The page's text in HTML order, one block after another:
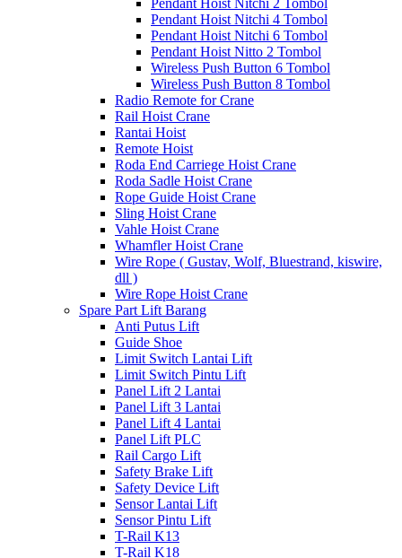
Pendant Hoist Nitchi 2 Tombol
Pendant Hoist Nitchi 4 Tombol
Pendant Hoist Nitchi 6 Tombol
Pendant Hoist Nitto 2 Tombol
Wireless Push Button 6 Tombol
Wireless Push Button 8 Tombol
Radio Remote for Crane
Rail Hoist Crane
Rantai Hoist
Remote Hoist
Roda End Carriege Hoist Crane
Roda Sadle Hoist Crane
Rope Guide Hoist Crane
Sling Hoist Crane
Vahle Hoist Crane
Whamfler Hoist Crane
Wire Rope ( Gustav, Wolf, Bluestrand, kiswire,
dll )
Wire Rope Hoist Crane
Spare Part Lift Barang
Anti Putus Lift
Guide Shoe
Limit Switch Lantai Lift
Limit Switch Pintu Lift
Panel Lift 2 Lantai
Panel Lift 3 Lantai
Panel Lift 4 Lantai
Panel Lift PLC
Rail Cargo Lift
Safety Brake Lift
Safety Device Lift
Sensor Lantai Lift
Sensor Pintu Lift
T-Rail K13
T-Rail K18